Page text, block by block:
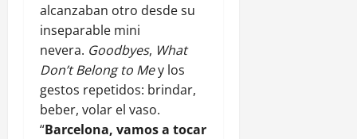
alcanzaban otro desde su
inseparable mini
nevera. Goodbyes, What
Don’t Belong to Mey los
gestos repetidos: brindar,
beber, volar el vaso.
“Barcelona, vamos a tocar